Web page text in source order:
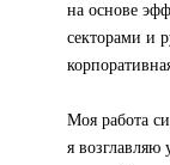
на основе
секторами и
Моя работа
я